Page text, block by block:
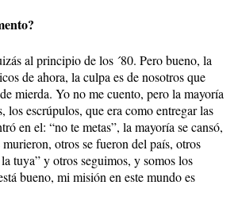
al principio de los ´80. Pero bueno, la
de ahora, la culpa es de nosotros que
mierda. Yo no me cuento, pero la mayoría
los escrúpulos, que era como entregar las
en el: “no te metas”, la mayoría se cansó,
otros se fueron del país, otros
tuya” y otros seguimos, y somos los
bueno, mi misión en este mundo es